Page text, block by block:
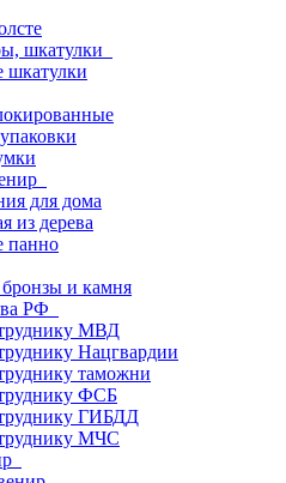
шкатулки
шкатулки
для дома
из дерева
панно
и камня
РФ
МВД
Нацгвардии
таможни
ФСБ
ГИБДД
МЧС